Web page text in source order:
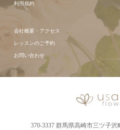
利用規約
会社概要・アクセス
レッスンのご予約
お問い合わせ
370-3337 群馬県高崎市三ツ子